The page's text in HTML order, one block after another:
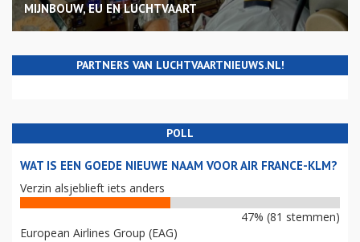
MIJNBOUW, EU EN LUCHTVAART
PARTNERS VAN LUCHTVAARTNIEUWS.NL!
POLL
WAT IS EEN GOEDE NIEUWE NAAM VOOR AIR FRANCE-KLM?
Verzin alsjeblieft iets anders
47% (81 stemmen)
European Airlines Group (EAG)